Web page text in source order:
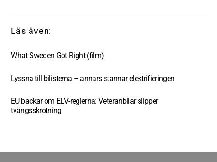
What Sweden Got Right (film)
Lyssna till bilisterna – annars stannar elektrifieringen
EU backar om ELV-reglerna: Veteranbilar slipper
tvångsskrotning